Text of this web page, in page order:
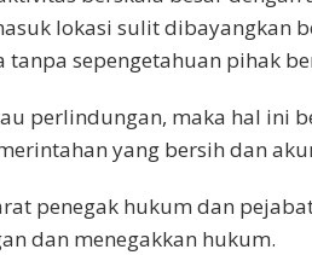
lokasi sulit dibayangkan
sepengetahuan pihak
perlindungan, maka hal ini
yang bersih dan
penegak hukum dan
dan menegakkan hukum.